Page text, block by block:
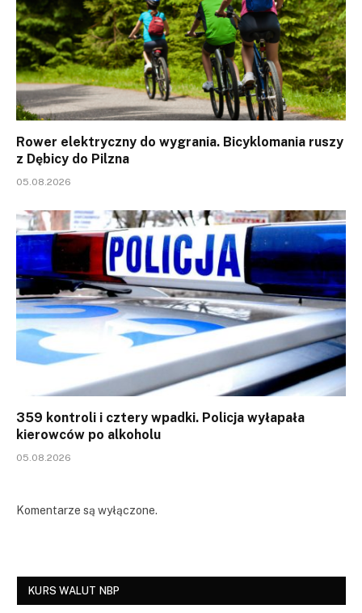
Rower elektryczny do wygrania. Bicyklomania ruszy
z Dębicy do Pilzna
05.08.2026
359 kontroli i cztery wpadki. Policja wyłapała
kierowców po alkoholu
05.08.2026
Komentarze są wyłączone.
KURS WALUT NBP